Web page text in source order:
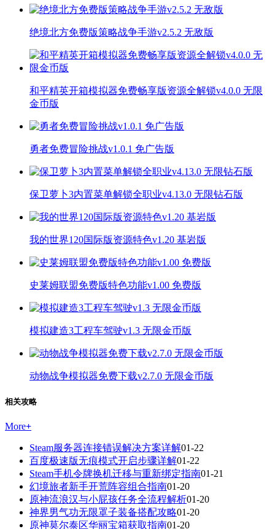
绝境北方免费版策略战争手游v2.5.2 无敌版
和平精英开箱模拟器免费畅享版资源全解锁v4.0.0 无限
金币版
勇者免费冒险挑战v1.0.1 免广告版
保卫萝卜3内置菜单解锁全职业v4.13.0 无限钻石版
我的世界120国际版资源特色v1.20 基岩版
史莱姆联盟免费版特色功能v1.00 免费版
模拟建造3工程车驾驶v1.3 无限金币版
动物战争模拟器免费下载v2.7.0 无限金币版
相关攻略
More+
Steam服务器连接错误解决方案详解01-22
百度极速版无痕模式开启步骤详解01-22
Steam手机令牌换机迁移与重新绑定指南01-21
幻境旅者新手开荒阵容组合指南01-20
原神流浪汉与小屁孩任务全流程解析01-20
神界男气功无限罩子装备搭配攻略01-20
原神莫尔泰区华丽宝箱获取指南01-20